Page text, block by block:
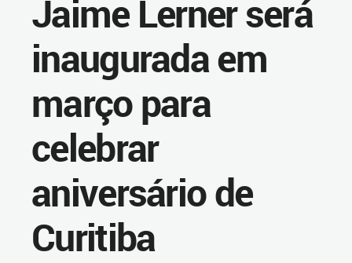
Jaime Lerner será
inaugurada em
março para
celebrar
aniversário de
Curitiba